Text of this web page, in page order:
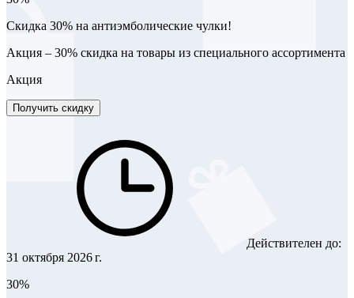
Скидка 30% на антиэмболические чулки!
Акция – 30% скидка на товары из специального ассортимента
Акция
Получить скидку
Действителен до:
31 октября 2026 г.
30%